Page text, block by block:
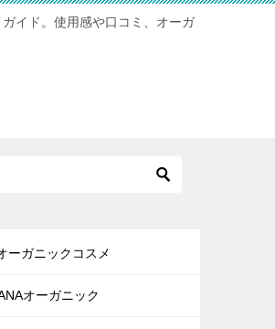
イド。使用感や口コミ、オーガ
ーガニックコスメ
オーガニック